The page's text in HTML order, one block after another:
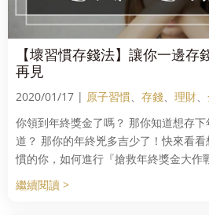
【壞習慣存錢法】讓你一邊存
再見
2020/01/17 | 原子習慣、 存錢、 理財、
你領到年終獎金了嗎？ 那你知道想存
道？ 那你的年終兇多吉少了！快來看
慣的你，如何進行『搶救年終獎金大作
繼續閱讀 >